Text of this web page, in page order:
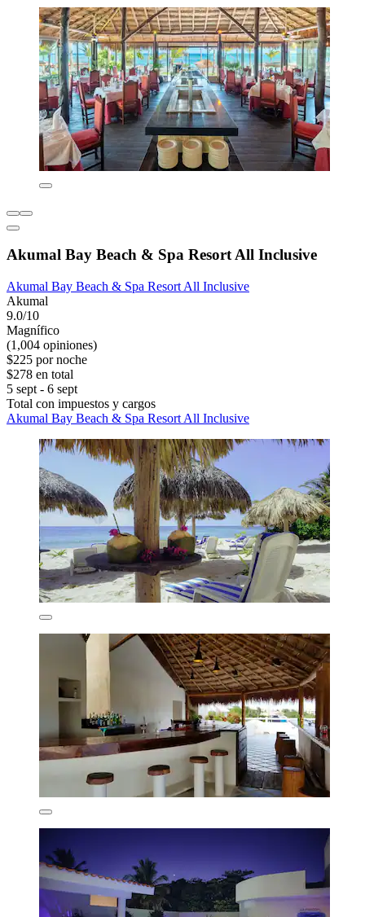
Akumal Bay Beach & Spa Resort All Inclusive
Akumal Bay Beach & Spa Resort All Inclusive
Akumal
9.0/10
Magnífico
(1,004 opiniones)
$225 por noche
$278 en total
5 sept - 6 sept
Total con impuestos y cargos
Akumal Bay Beach & Spa Resort All Inclusive